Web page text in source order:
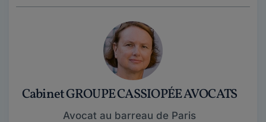
Cabinet GROUPE CASSIOPÉE AVOCATS
Avocat au barreau de Paris